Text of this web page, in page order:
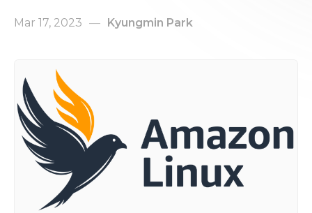
Mar 17, 2023 — Kyungmin Park